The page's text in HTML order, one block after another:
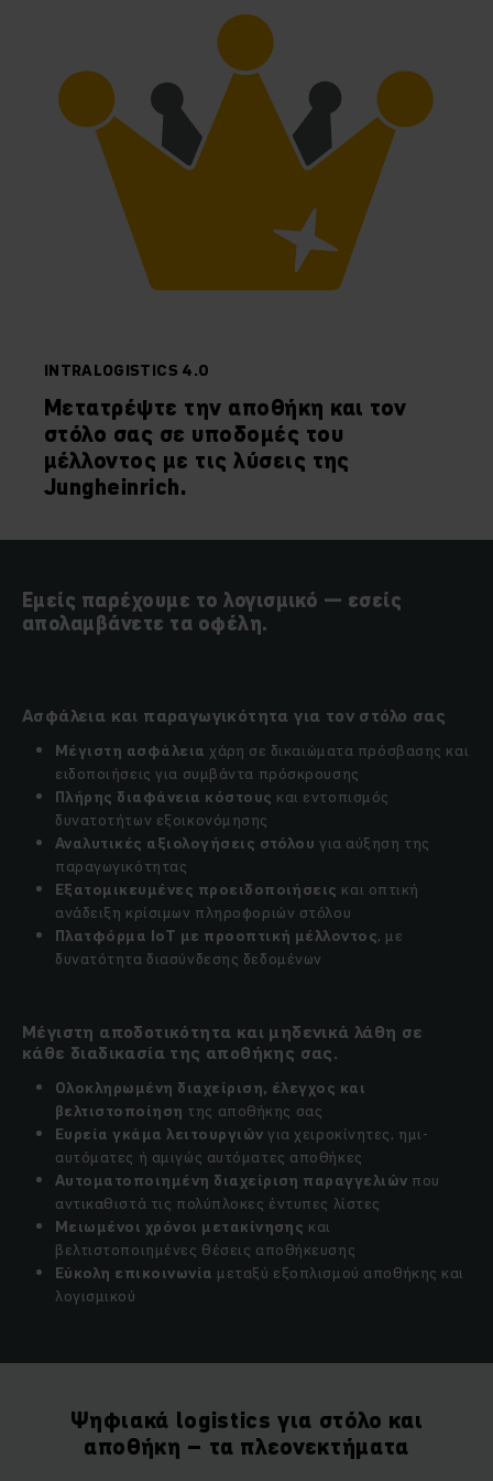
INTRALOGISTICS 4.0
Μετατρέψτε την αποθήκη και τον
στόλο σας σε υποδομές του
μέλλοντος με τις λύσεις της
Jungheinrich.
Εμείς παρέχουμε το λογισμικό — εσείς
απολαμβάνετε τα οφέλη.
Ασφάλεια και παραγωγικότητα για τον στόλο σας
Μέγιστη ασφάλεια χάρη σε δικαιώματα πρόσβασης και
ειδοποιήσεις για συμβάντα πρόσκρουσης
Πλήρης διαφάνεια κόστους και εντοπισμός
δυνατοτήτων εξοικονόμησης
Αναλυτικές αξιολογήσεις στόλου για αύξηση της
παραγωγικότητας
Εξατομικευμένες προειδοποιήσεις και οπτική
ανάδειξη κρίσιμων πληροφοριών στόλου
Πλατφόρμα IoT με προοπτική μέλλοντος, με
δυνατότητα διασύνδεσης δεδομένων
Μέγιστη αποδοτικότητα και μηδενικά λάθη σε
κάθε διαδικασία της αποθήκης σας.
Ολοκληρωμένη διαχείριση, έλεγχος και
βελτιστοποίηση της αποθήκης σας
Ευρεία γκάμα λειτουργιών για χειροκίνητες, ημι-
αυτόματες ή αμιγώς αυτόματες αποθήκες
Αυτοματοποιημένη διαχείριση παραγγελιών που
αντικαθιστά τις πολύπλοκες έντυπες λίστες
Μειωμένοι χρόνοι μετακίνησης και
βελτιστοποιημένες θέσεις αποθήκευσης
Εύκολη επικοινωνία μεταξύ εξοπλισμού αποθήκης και
λογισμικού
Ψηφιακά logistics για στόλο και
αποθήκη – τα πλεονεκτήματα